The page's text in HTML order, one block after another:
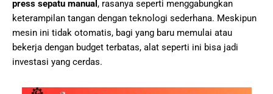
press sepatu manual , rasanya seperti menggabungkan
keterampilan tangan dengan teknologi sederhana. Meskipun
mesin ini tidak otomatis, bagi yang baru memulai atau
bekerja dengan budget terbatas, alat seperti ini bisa jadi
investasi yang cerdas.